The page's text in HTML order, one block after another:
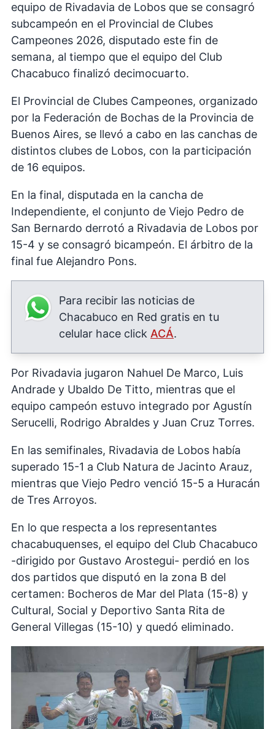
equipo de Rivadavia de Lobos que se consagró
subcampeón en el Provincial de Clubes
Campeones 2026, disputado este fin de
semana, al tiempo que el equipo del Club
Chacabuco finalizó decimocuarto.
El Provincial de Clubes Campeones, organizado
por la Federación de Bochas de la Provincia de
Buenos Aires, se llevó a cabo en las canchas de
distintos clubes de Lobos, con la participación
de 16 equipos.
En la final, disputada en la cancha de
Independiente, el conjunto de Viejo Pedro de
San Bernardo derrotó a Rivadavia de Lobos por
15-4 y se consagró bicampeón. El árbitro de la
final fue Alejandro Pons.
Para recibir las noticias de
Chacabuco en Red gratis en tu
celular hace click ACÁ.
Por Rivadavia jugaron Nahuel De Marco, Luis
Andrade y Ubaldo De Titto, mientras que el
equipo campeón estuvo integrado por Agustín
Serucelli, Rodrigo Abraldes y Juan Cruz Torres.
En las semifinales, Rivadavia de Lobos había
superado 15-1 a Club Natura de Jacinto Arauz,
mientras que Viejo Pedro venció 15-5 a Huracán
de Tres Arroyos.
En lo que respecta a los representantes
chacabuquenses, el equipo del Club Chacabuco
-dirigido por Gustavo Arostegui- perdió en los
dos partidos que disputó en la zona B del
certamen: Bocheros de Mar del Plata (15-8) y
Cultural, Social y Deportivo Santa Rita de
General Villegas (15-10) y quedó eliminado.